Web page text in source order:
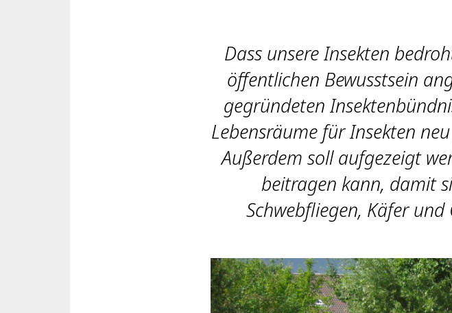
Dass unsere Insekten
öffentlichen Bewusstsein
gegründeten
Lebensräume für Insekten
Außerdem soll aufgezeigt
beitragen kann, damit
Schwebfliegen, Käfer